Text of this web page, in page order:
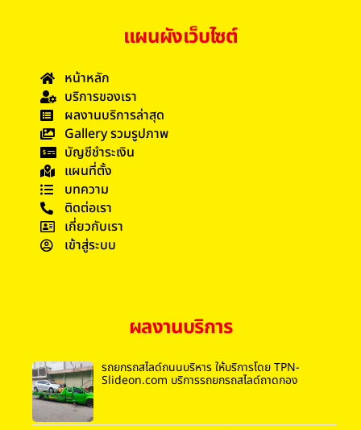
แผนผังเว็บไซต์
หน้าหลัก
บริการของเรา
ผลงานบริการล่าสุด
Gallery รวมรูปภาพ
บัญชีชำระเงิน
แผนที่ตั้ง
บทความ
ติดต่อเรา
เกี่ยวกับเรา
เข้าสู่ระบบ
ผลงานบริการ
รถยกรถสไลด์ถนนบริหาร ให้บริการโดย TPN-
Slideon.com บริการรถยกรถสไลด์ถาดกอง